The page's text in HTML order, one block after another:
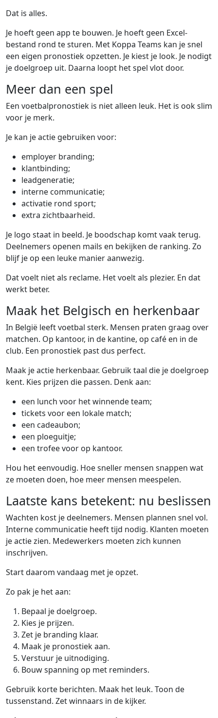
Dat is alles.
Je hoeft geen app te bouwen. Je hoeft geen Excel-
bestand rond te sturen. Met Koppa Teams kan je snel
een eigen pronostiek opzetten. Je kiest je look. Je nodigt
je doelgroep uit. Daarna loopt het spel vlot door.
Meer dan een spel
Een voetbalpronostiek is niet alleen leuk. Het is ook slim
voor je merk.
Je kan je actie gebruiken voor:
employer branding;
klantbinding;
leadgeneratie;
interne communicatie;
activatie rond sport;
extra zichtbaarheid.
Je logo staat in beeld. Je boodschap komt vaak terug.
Deelnemers openen mails en bekijken de ranking. Zo
blijf je op een leuke manier aanwezig.
Dat voelt niet als reclame. Het voelt als plezier. En dat
werkt beter.
Maak het Belgisch en herkenbaar
In België leeft voetbal sterk. Mensen praten graag over
matchen. Op kantoor, in de kantine, op café en in de
club. Een pronostiek past dus perfect.
Maak je actie herkenbaar. Gebruik taal die je doelgroep
kent. Kies prijzen die passen. Denk aan:
een lunch voor het winnende team;
tickets voor een lokale match;
een cadeaubon;
een ploeguitje;
een trofee voor op kantoor.
Hou het eenvoudig. Hoe sneller mensen snappen wat
ze moeten doen, hoe meer mensen meespelen.
Laatste kans betekent: nu beslissen
Wachten kost je deelnemers. Mensen plannen snel vol.
Interne communicatie heeft tijd nodig. Klanten moeten
je actie zien. Medewerkers moeten zich kunnen
inschrijven.
Start daarom vandaag met je opzet.
Zo pak je het aan:
Bepaal je doelgroep.
Kies je prijzen.
Zet je branding klaar.
Maak je pronostiek aan.
Verstuur je uitnodiging.
Bouw spanning op met reminders.
Gebruik korte berichten. Maak het leuk. Toon de
tussenstand. Zet winnaars in de kijker.